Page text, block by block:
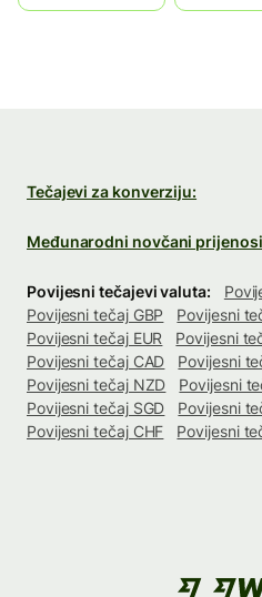
Tečajevi za konverziju:
Međunarodni novčani
Povijesni tečajevi valuta:
Povijesni tečaj GBP
Povijesni
Povijesni tečaj EUR
Povijesni
Povijesni tečaj CAD
Povijesni
Povijesni tečaj NZD
Povijesni
Povijesni tečaj SGD
Povijesni
Povijesni tečaj CHF
Povijesni